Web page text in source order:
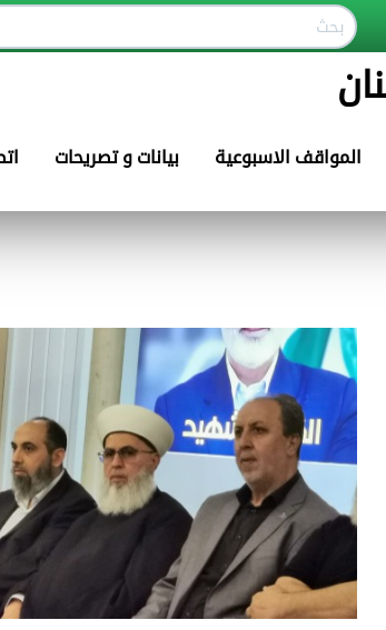
بيانات و تصريحات المواقف الاسبوعية